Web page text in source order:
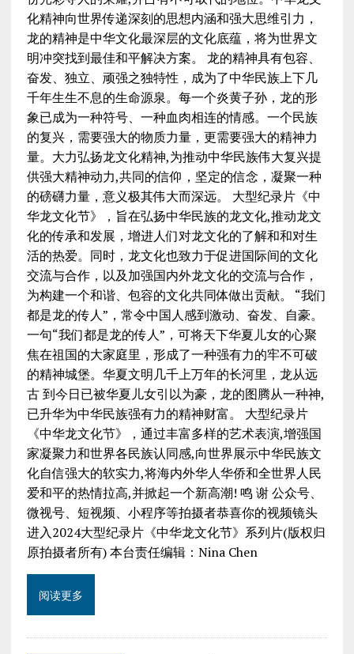
化精神向世界传递深刻的思想内涵和强大思维引力，
龙的精神是中华文化最深层的文化底蕴，将为世界文
明冲突找到最佳和平解决方案。 龙的精神具有包容、
奋发、独立、顽强之独特性，成为了中华民族上下几
千年生生不息的生命源泉。每一个炎黄子孙，龙的形
象已成为一种符号、一种血肉相连的情感。一个民族
的复兴，需要强大的物质力量，更需要强大的精神力
量。大力弘扬龙文化精神,为推动中华民族伟大复兴提
供强大精神动力,共同的信仰，坚定的信念，凝聚一种
的磅礴力量，意义极其伟大而深远。 大型纪录片《中
华龙文化节》，旨在弘扬中华民族的龙文化,推动龙文
化的传承和发展，增进人们对龙文化的了解和和对生
活的热爱。同时，龙文化也致力于促进国际间的文化
交流与合作，以及加强国内外龙文化的交流与合作，
为构建一个和谐、包容的文化共同体做出贡献。 “我们
都是龙的传人”，常令中国人感到激动、奋发、自豪。
一句“我们都是龙的传人”，可将天下华夏儿女的心聚
焦在祖国的大家庭里，形成了一种强有力的牢不可破
的精神城堡。华夏文明几千上万年的长河里，龙从远
古 到今日已被华夏儿女引以为豪，龙的图腾从一种神,
已升华为中华民族强有力的精神财富。 大型纪录片
《中华龙文化节》，通过丰富多样的艺术表演,增强国
家凝聚力和世界各民族认同感,向世界展示中华民族文
化自信强大的软实力,将海内外华人华侨和全世界人民
爱和平的热情拉高,并掀起一个新高潮! 鸣 谢 公众号、
微视号、短视频、小程序等拍摄者恭喜你的视频镜头
进入2024大型纪录片《中华龙文化节》系列片(版权归
原拍摄者所有) 本台责任编辑：Nina Chen
阅读更多